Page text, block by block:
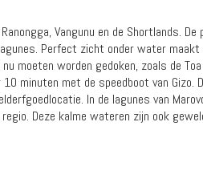
Vangunu en de Shortlands.
Perfect zicht onder water
moeten worden gedoken, zoals de
minuten met de speedboot van Gizo.
In de lagunes van
Deze kalme wateren zijn ook